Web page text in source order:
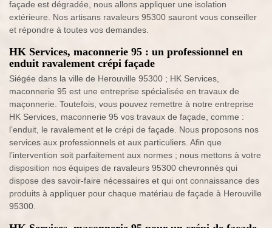
façade est dégradée, nous allons appliquer une isolation
extérieure. Nos artisans ravaleurs 95300 sauront vous conseiller
et répondre à toutes vos demandes.
HK Services, maconnerie 95 : un professionnel en
enduit ravalement crépi façade
Siégée dans la ville de Herouville 95300 ; HK Services,
maconnerie 95 est une entreprise spécialisée en travaux de
maçonnerie. Toutefois, vous pouvez remettre à notre entreprise
HK Services, maconnerie 95 vos travaux de façade, comme :
l’enduit, le ravalement et le crépi de façade. Nous proposons nos
services aux professionnels et aux particuliers. Afin que
l’intervention soit parfaitement aux normes ; nous mettons à votre
disposition nos équipes de ravaleurs 95300 chevronnés qui
dispose des savoir-faire nécessaires et qui ont connaissance des
produits à appliquer pour chaque matériau de façade à Herouville
95300.